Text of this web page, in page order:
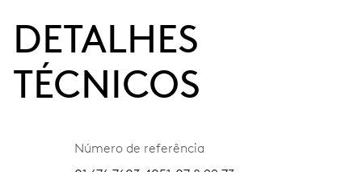
DETALHES
TÉCNICOS
Número de referência